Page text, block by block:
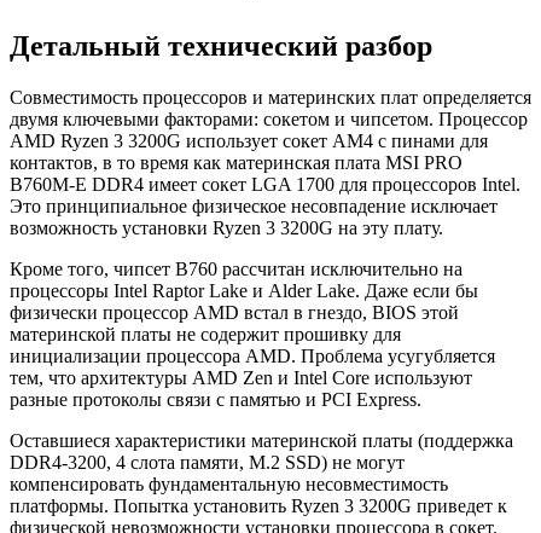
Детальный технический разбор
Совместимость процессоров и материнских плат определяется
двумя ключевыми факторами: сокетом и чипсетом. Процессор
AMD Ryzen 3 3200G использует сокет AM4 с пинами для
контактов, в то время как материнская плата MSI PRO
B760M-E DDR4 имеет сокет LGA 1700 для процессоров Intel.
Это принципиальное физическое несовпадение исключает
возможность установки Ryzen 3 3200G на эту плату.
Кроме того, чипсет B760 рассчитан исключительно на
процессоры Intel Raptor Lake и Alder Lake. Даже если бы
физически процессор AMD встал в гнездо, BIOS этой
материнской платы не содержит прошивку для
инициализации процессора AMD. Проблема усугубляется
тем, что архитектуры AMD Zen и Intel Core используют
разные протоколы связи с памятью и PCI Express.
Оставшиеся характеристики материнской платы (поддержка
DDR4-3200, 4 слота памяти, M.2 SSD) не могут
компенсировать фундаментальную несовместимость
платформы. Попытка установить Ryzen 3 3200G приведет к
физической невозможности установки процессора в сокет.